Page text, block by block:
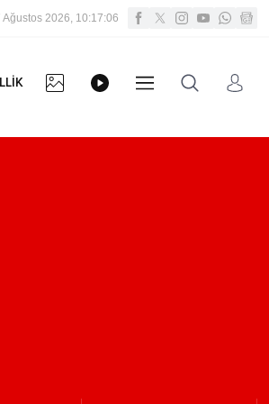
Ağustos 2026, 10:17:07
DİĞER